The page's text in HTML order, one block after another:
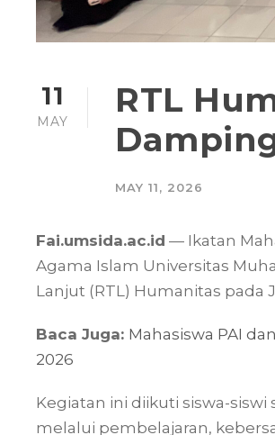
11
MAY
RTL
MAY 11, 2026
Fai.umsida.ac.id — Ikatan
Agama Islam Universitas
Lanjut (RTL) Humanitas pada
Baca Juga: Mahasiswa PAI
2026
Kegiatan ini diikuti siswa-
melalui pembelajaran,